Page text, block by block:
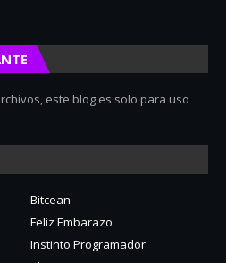
este blog es solo para uso
Bitcean
Feliz Embarazo
Instinto Programador